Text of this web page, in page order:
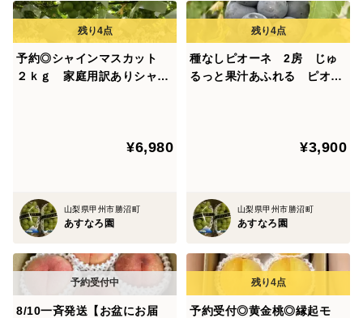
予約◎シャインマスカット
２ｋｇ 家庭用訳ありシャイ
¥6,980
山梨県甲州市勝沼町
あすなろ園
種なしピオーネ 2房 じゅ
るっと果汁あふれる ピオー
¥3,900
山梨県甲州市勝沼町
あすなろ園
8/10一斉発送【お盆にお届
予約受付◎黄金桃◎縁起モ